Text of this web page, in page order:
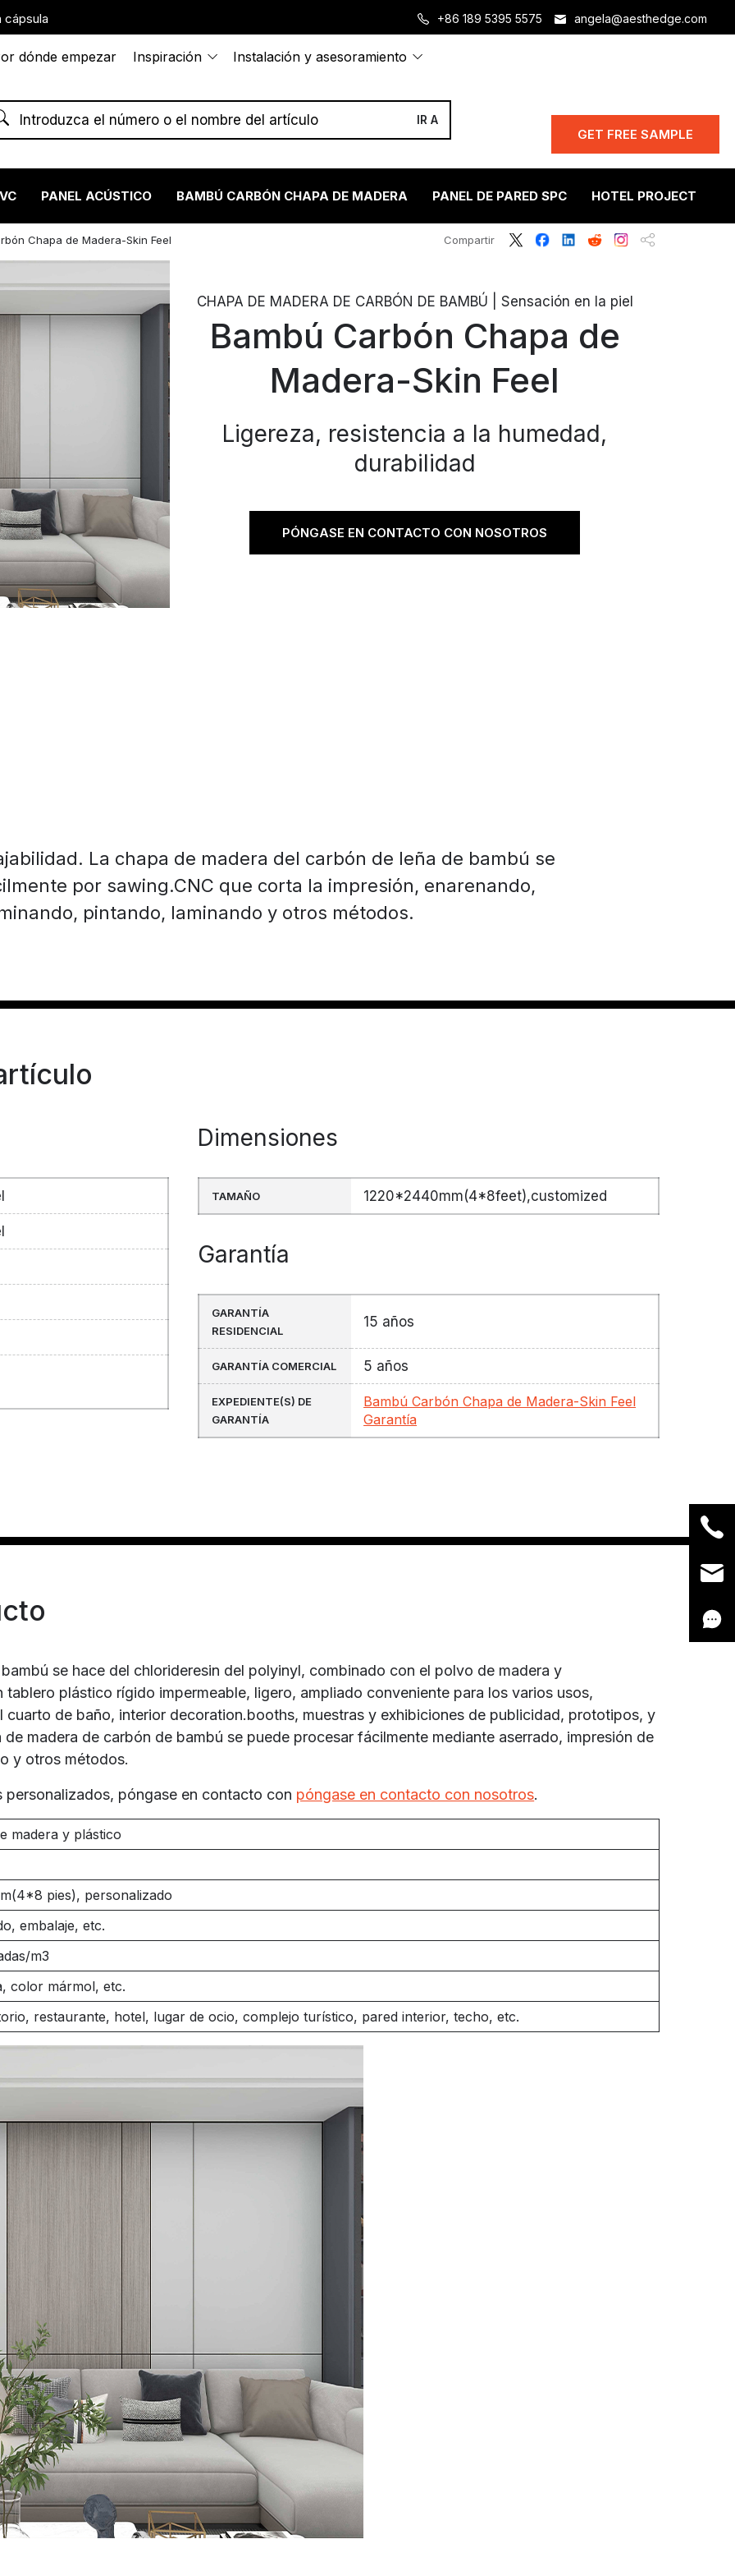
cápsula +86 189 5395 5575 angela@aesthedge.com
dónde empezar Inspiración Instalación y asesoramiento
GET FREE SAMPLE
PANEL ACÚSTICO BAMBÚ CARBÓN CHAPA DE MADERA PANEL DE PARED SPC HOTEL PROJECT
Chapa de Madera-Skin Feel Compartir
CHAPA DE MADERA DE CARBÓN DE BAMBÚ | Sensación en la piel
Bambú Carbón Chapa de
Madera-Skin Feel
Ligereza, resistencia a la humedad,
durabilidad
PÓNGASE EN CONTACTO CON NOSOTROS
La chapa de madera del carbón de leña de bambú se
por sawing.CNC que corta la impresión, enarenando,
pintando, laminando y otros métodos.
Dimensiones
TAMAÑO 1220*2440mm(4*8feet),customized
Garantía
GARANTÍA
RESIDENCIAL
15 años
GARANTÍA COMERCIAL 5 años
EXPEDIENTE(S) DE
GARANTÍA
Bambú Carbón Chapa de Madera-Skin Feel
Garantía
se hace del chlorideresin del polyinyl, combinado con el polvo de madera y
plástico rígido impermeable, ligero, ampliado conveniente para los varios usos,
de baño, interior decoration.booths, muestras y exhibiciones de publicidad, prototipos, y
madera de carbón de bambú se puede procesar fácilmente mediante aserrado, impresión de
y otros métodos.
póngase en contacto con póngase en contacto con nosotros.
madera y plástico
*8 pies), personalizado
embalaje, etc.
m3
color mármol, etc.
restaurante, hotel, lugar de ocio, complejo turístico, pared interior, techo, etc.